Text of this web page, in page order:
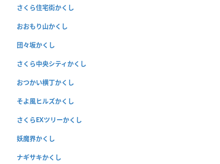
さくら住宅街かくし
おおもり山かくし
団々坂かくし
さくら中央シティかくし
おつかい横丁かくし
そよ風ヒルズかくし
さくらEXツリーかくし
妖魔界かくし
ナギサキかくし